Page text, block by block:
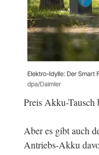
Preis Akku-Tausch
Aber es gibt auch
Antriebs-Akku